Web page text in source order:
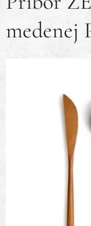
medenej